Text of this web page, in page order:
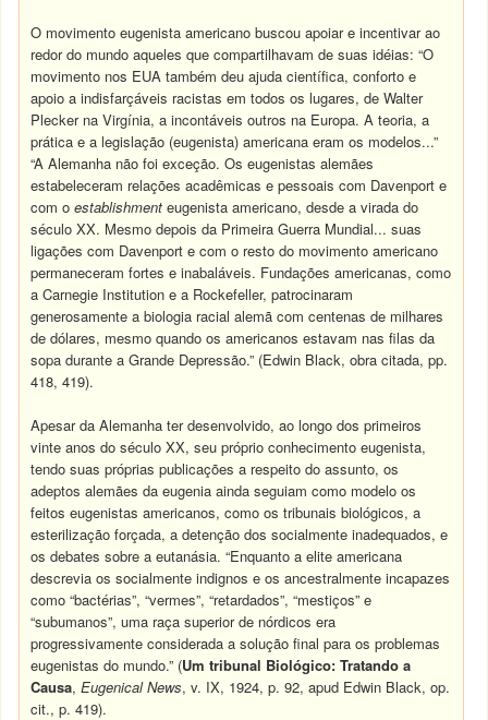
O movimento eugenista americano buscou apoiar e incentivar ao
redor do mundo aqueles que compartilhavam de suas idéias: “O
movimento nos EUA também deu ajuda científica, conforto e
apoio a indisfarçáveis racistas em todos os lugares, de Walter
Plecker na Virgínia, a incontáveis outros na Europa. A teoria, a
prática e a legislação (eugenista) americana eram os modelos...”
“A Alemanha não foi exceção. Os eugenistas alemães
estabeleceram relações acadêmicas e pessoais com Davenport e
com oestablishment eugenista americano, desde a virada do
século XX. Mesmo depois da Primeira Guerra Mundial... suas
ligações com Davenport e com o resto do movimento americano
permaneceram fortes e inabaláveis. Fundações americanas, como
a Carnegie Institution e a Rockefeller, patrocinaram
generosamente a biologia racial alemã com centenas de milhares
de dólares, mesmo quando os americanos estavam nas filas da
sopa durante a Grande Depressão.” (Edwin Black, obra citada, pp.
418, 419).
Apesar da Alemanha ter desenvolvido, ao longo dos primeiros
vinte anos do século XX, seu próprio conhecimento eugenista,
tendo suas próprias publicações a respeito do assunto, os
adeptos alemães da eugenia ainda seguiam como modelo os
feitos eugenistas americanos, como os tribunais biológicos, a
esterilização forçada, a detenção dos socialmente inadequados, e
os debates sobre a eutanásia. “Enquanto a elite americana
descrevia os socialmente indignos e os ancestralmente incapazes
como “bactérias”, “vermes”, “retardados”, “mestiços” e
“subumanos”, uma raça superior de nórdicos era
progressivamente considerada a solução final para os problemas
eugenistas do mundo.” (Um tribunal Biológico: Tratando a
Causa,Eugenical News, v. IX, 1924, p. 92, apud Edwin Black, op.
cit., p. 419).